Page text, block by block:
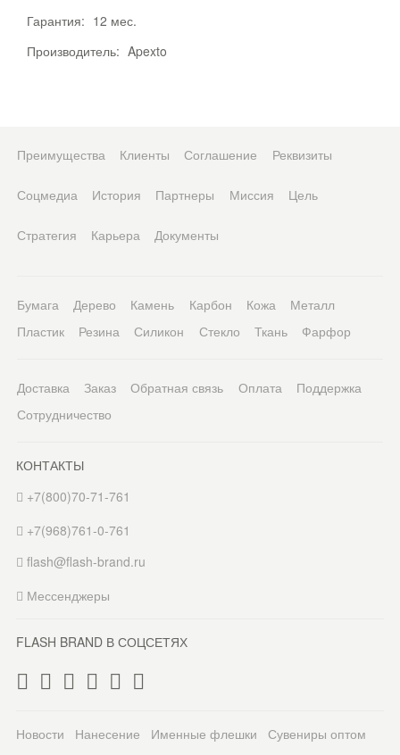
Гарантия: 12 мес.
Производитель: Apexto
Преимущества Клиенты Соглашение Реквизиты
Соцмедиа История Партнеры Миссия Цель
Стратегия Карьера Документы
Бумага Дерево Камень Карбон Кожа
Металл
Пластик
Резина Силикон Стекло Ткань Фарфор
Доставка Заказ Обратная связь Оплата
Поддержка
Сотрудничество
КОНТАКТЫ
+7(800)70-71-761
+7(968)761-0-761
flash@flash-brand.ru
Мессенджеры
FLASH BRAND В СОЦСЕТЯХ
Новости Нанесение Именные флешки Сувениры оптом